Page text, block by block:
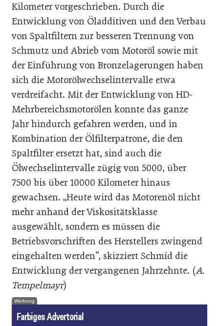
Kilometer vorgeschrieben. Durch die
Entwicklung von Öladditiven und den Verbau
von Spaltfiltern zur besseren Trennung von
Schmutz und Abrieb vom Motoröl sowie mit
der Einführung von Bronzelagerungen haben
sich die Motorölwechselintervalle etwa
verdreifacht. Mit der Entwicklung von HD-
Mehrbereichsmotorölen konnte das ganze
Jahr hindurch gefahren werden, und in
Kombination der Ölfilterpatrone, die den
Spaltfilter ersetzt hat, sind auch die
Ölwechselintervalle zügig von 5000, über
7500 bis über 10000 Kilometer hinaus
gewachsen. „Heute wird das Motorenöl nicht
mehr anhand der Viskositätsklasse
ausgewählt, sondern es müssen die
Betriebsvorschriften des Herstellers zwingend
eingehalten werden“, skizziert Schmid die
Entwicklung der vergangenen Jahrzehnte. (A.
Tempelmayr)
Werbung
Farbiges Advertorial